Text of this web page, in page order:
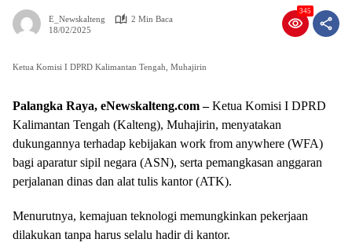
E_Newskalteng
2 Min Baca
18/02/2025
345
Ketua Komisi I DPRD Kalimantan Tengah, Muhajirin
Palangka Raya, eNewskalteng.com –Ketua Komisi I DPRD
Kalimantan Tengah (Kalteng), Muhajirin, menyatakan
dukungannya terhadap kebijakan work from anywhere (WFA)
bagi aparatur sipil negara (ASN), serta pemangkasan anggaran
perjalanan dinas dan alat tulis kantor (ATK).
Menurutnya, kemajuan teknologi memungkinkan pekerjaan
dilakukan tanpa harus selalu hadir di kantor.